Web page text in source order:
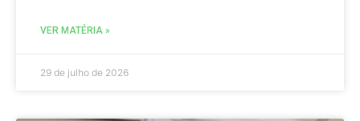
VER MATÉRIA »
29 de julho de 2026